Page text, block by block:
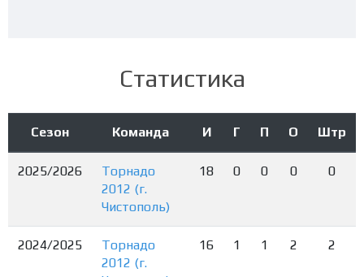
Статистика
Сезон Команда И Г П О Штр
2025/2026
Торнадо
2012 (г.
Чистополь)
18 0 0 0 0
2024/2025
Торнадо
2012 (г.
16 1 1 2 2